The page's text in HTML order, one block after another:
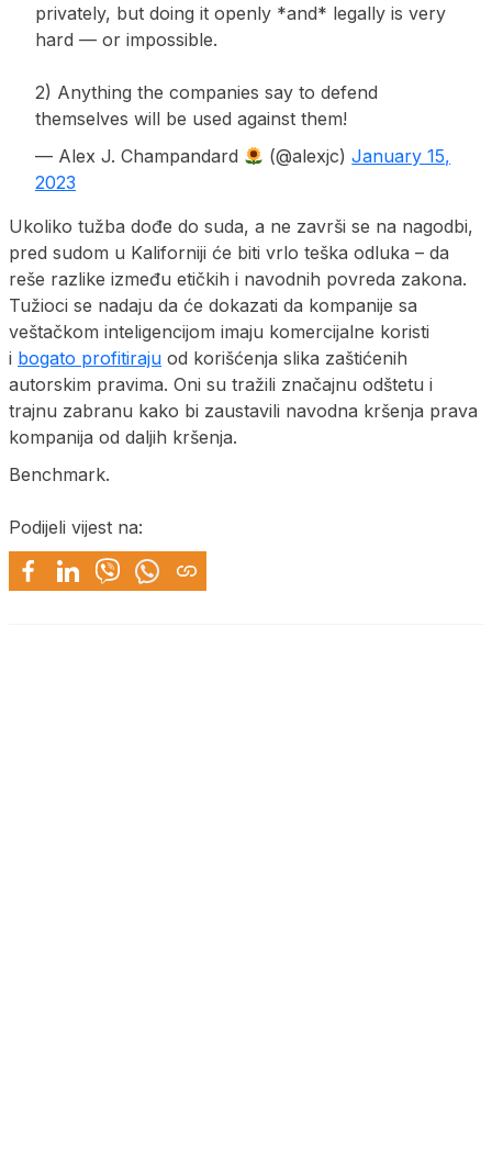
privately, but doing it openly *and* legally is very
hard — or impossible.
2) Anything the companies say to defend
themselves will be used against them!
— Alex J. Champandard
(@alexjc)January 15,
2023
Ukoliko tužba dođe do suda, a ne završi se na nagodbi,
pred sudom u Kaliforniji će biti vrlo teška odluka – da
reše razlike između etičkih i navodnih povreda zakona.
Tužioci se nadaju da će dokazati da kompanije sa
veštačkom inteligencijom imaju komercijalne koristi
i bogato profitiraju od korišćenja slika zaštićenih
autorskim pravima. Oni su tražili značajnu odštetu i
trajnu zabranu kako bi zaustavili navodna kršenja prava
kompanija od daljih kršenja.
Benchmark.
Podijeli vijest na: